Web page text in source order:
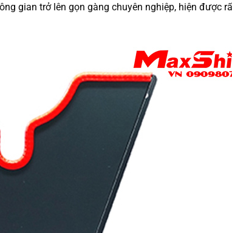
gian trở lên gọn gàng chuyên nghiệp, hiện được